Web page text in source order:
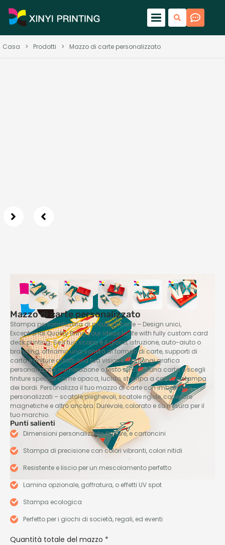
Casa > Prodotti > Mazzo di carte personalizzato
Mazzo di carte personalizzato
Stampa personalizzata di mazzi di carte – Design unici,
Exceptional Quality Bring your ideas to life with fully custom card
deck printing. Se il tuo scopo è il gioco, istruzione, auto-aiuto o
branding, offriamo una varietà di formati di carte, supporti di
carta e finiture adatti alla tua visione. Aggiungi grafica
personalizzata, numerazione o testo su ciascuna carta e scegli
finiture speciali come opaca, lucido, stampa a caldo o stampa
dei bordi. Personalizza il tuo mazzo di carte con imballaggi
personalizzati – scatole pieghevoli, scatole rigide, coperture
magnetiche e altro ancora. Durevole, colorato e su misura per il
tuo marchio.
Punti salienti
Dimensioni personalizzate, finiture, e cartoncini
Stampa di precisione con colori vibranti, colori nitidi
Resistente e liscio per un mescolamento perfetto
Lamina opzionale, goffratura, o effetti UV spot
Stampa ecologica
Perfetto per i giochi di società, regali, ed eventi
Quantità totale del mazzo *